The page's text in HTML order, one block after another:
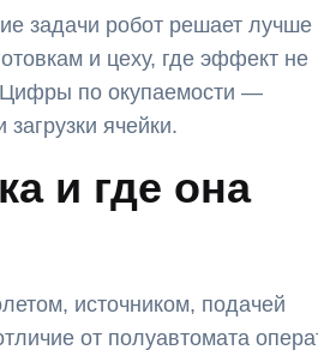
задачи робот решает лучше
и цеху, где эффект не
Цифры по окупаемости —
ячейки.
и где она
источником, подачей
от полуавтомата